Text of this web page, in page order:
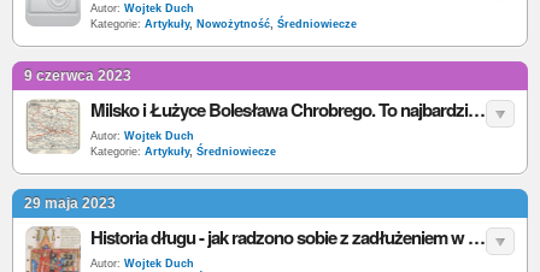
Autor: Wojtek Duch
Kategorie: Artykuły, Nowożytność, Średniowiecze
9 czerwca 2023
Milsko i Łużyce Bolesława Chrobrego. To najbardziej na Zachód wysunięta zdobycz kosztem Niemiec w historii Polski
Autor: Wojtek Duch
Kategorie: Artykuły, Średniowiecze
29 maja 2023
Historia długu - jak radzono sobie z zadłużeniem w starożytności i średniowieczu?
Autor: Wojtek Duch